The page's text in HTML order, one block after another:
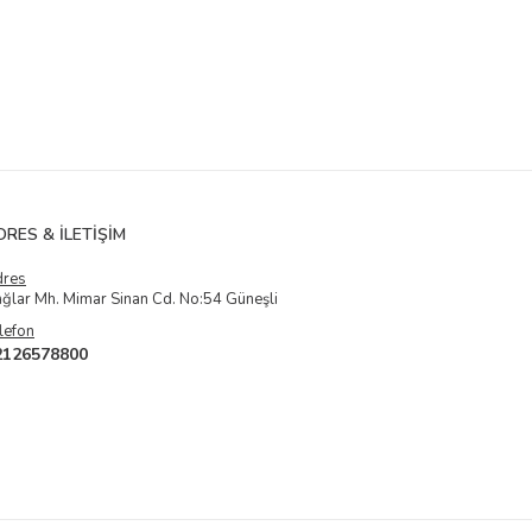
& İLETIŞIM
Mh. Mimar Sinan Cd. No:54 Güneşli